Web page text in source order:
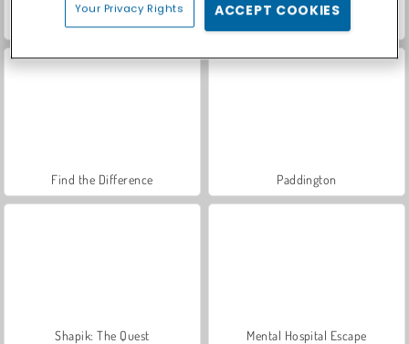
Let's Fish!
Find the Difference Paddington
Shapik: The Quest Mental Hospital Escape
Your Privacy Rights ACCEPT COOKIES